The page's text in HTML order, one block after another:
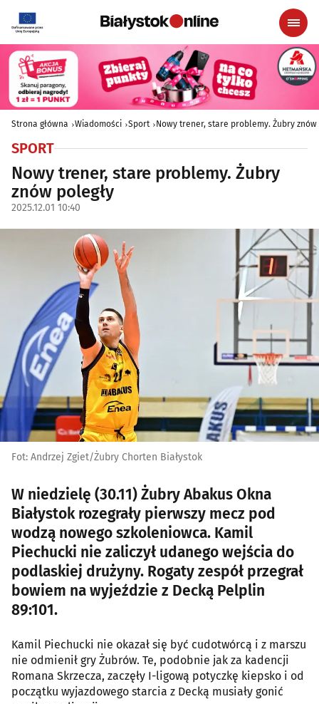
Strona główna Wiadomości Sport Nowy trener, stare problemy. Żubry znów
SPORT
Nowy trener, stare problemy. Żubry
znów poległy
2025.12.01 10:40
Fot: Andrzej Zgiet/Żubry Chorten Białystok
W niedzielę (30.11) Żubry Abakus Okna
Białystok rozegrały pierwszy mecz pod
wodzą nowego szkoleniowca. Kamil
Piechucki nie zaliczył udanego wejścia do
podlaskiej drużyny. Rogaty zespół przegrał
bowiem na wyjeździe z Decką Pelplin
89:101.
Kamil Piechucki nie okazał się być cudotwórcą i z marszu
nie odmienił gry Żubrów. Te, podobnie jak za kadencji
Romana Skrzecza, zaczęły I-ligową potyczkę kiepsko i od
początku wyjazdowego starcia z Decką musiały gonić